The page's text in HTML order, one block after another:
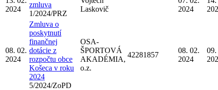
2024
zmluva
1/2024/PRZ
Laskovič
2024
08. 02.
2024
Zmluva o
poskytnutí
finančnej
dotácie z
rozpočtu obce
Košeca v roku
2024
5/2024/ZoPD
OSA-
ŠPORTOVÁ
AKADÉMIA,
o.z.
42281857
08. 02.
2024
09.